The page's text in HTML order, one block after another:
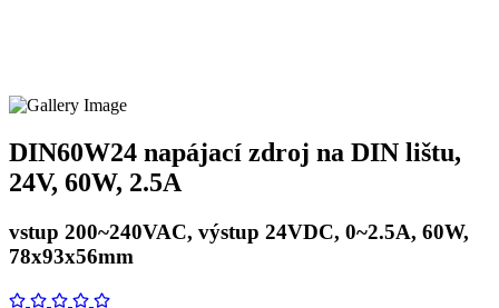
DIN60W24 napájací zdroj na DIN lištu,
24V, 60W, 2.5A
vstup 200~240VAC, výstup 24VDC, 0~2.5A, 60W,
78x93x56mm